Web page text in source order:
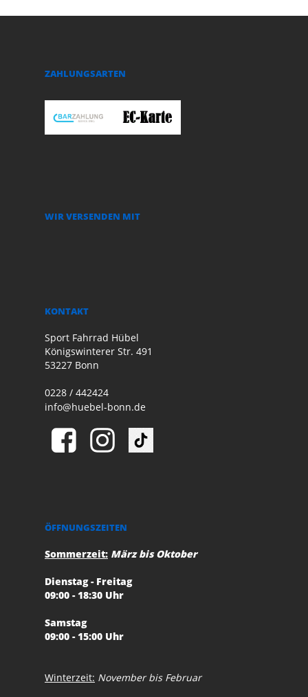
ZAHLUNGSARTEN
WIR VERSENDEN MIT
KONTAKT
Sport Fahrrad Hübel
Königswinterer Str. 491
53227 Bonn
0228 / 442424
info@huebel-bonn.de
ÖFFNUNGSZEITEN
Sommerzeit: März bis Oktober
Dienstag - Freitag
09:00 - 18:30 Uhr
Samstag
09:00 - 15:00 Uhr
Winterzeit: November bis Februar